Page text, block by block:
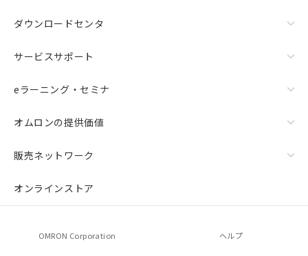
ダウンロードセンタ
サービスサポート
eラーニング・セミナ
オムロンの提供価値
販売ネットワーク
オンラインストア
OMRON Corporation ヘルプ